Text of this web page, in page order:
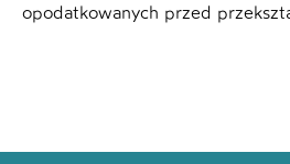
opodatkowanych przed